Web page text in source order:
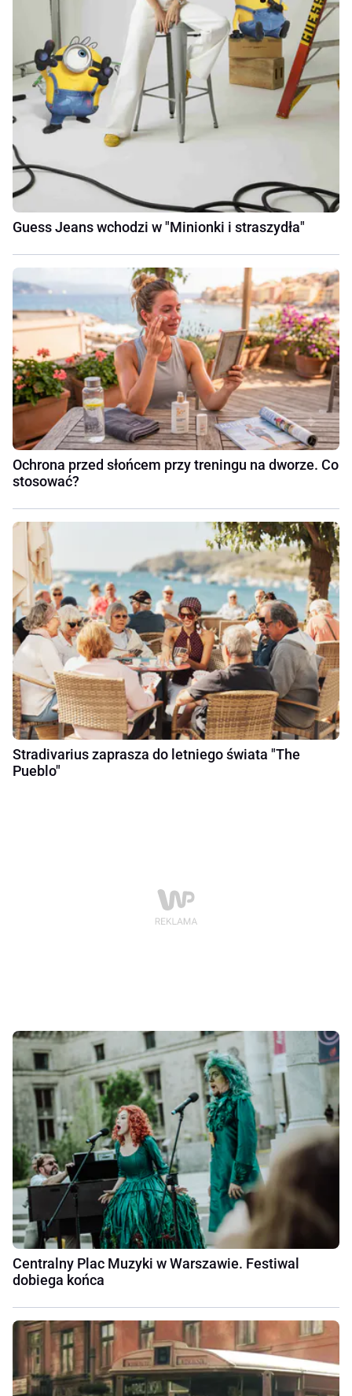
Guess Jeans wchodzi w "Minionki i straszydła"
Ochrona przed słońcem przy treningu na dworze. Co
stosować?
Stradivarius zaprasza do letniego świata "The
Pueblo"
Centralny Plac Muzyki w Warszawie. Festiwal
dobiega końca